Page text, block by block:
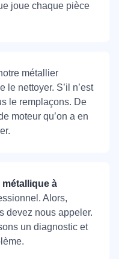
joue chaque pièce
métallier
le nettoyer. S’il n’est
le remplaçons. De
moteur qu’on a en
à
Alors,
devez nous appeler.
un diagnostic et